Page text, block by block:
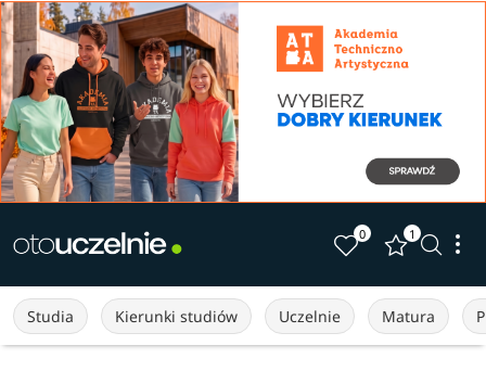
0 1
Studia Kierunki studiów Uczelnie Matura